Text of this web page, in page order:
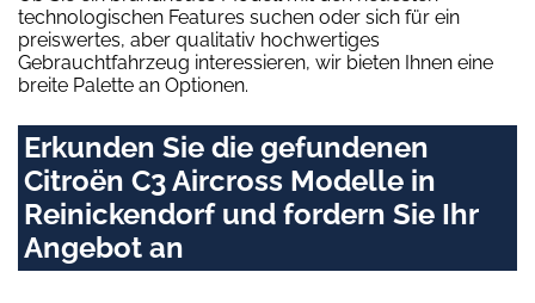
technologischen Features suchen oder sich für ein
preiswertes, aber qualitativ hochwertiges
Gebrauchtfahrzeug interessieren, wir bieten Ihnen eine
breite Palette an Optionen.
Erkunden Sie die gefundenen
Citroën C3 Aircross Modelle in
Reinickendorf und fordern Sie Ihr
Angebot an